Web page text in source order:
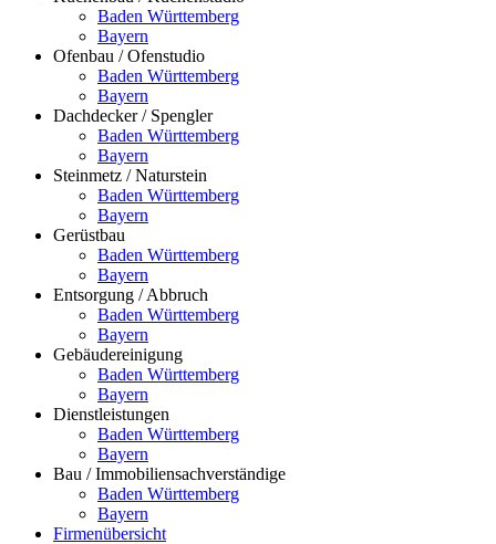
Baden Württemberg
Bayern
Ofenbau / Ofenstudio
Baden Württemberg
Bayern
Dachdecker / Spengler
Baden Württemberg
Bayern
Steinmetz / Naturstein
Baden Württemberg
Bayern
Gerüstbau
Baden Württemberg
Bayern
Entsorgung / Abbruch
Baden Württemberg
Bayern
Gebäudereinigung
Baden Württemberg
Bayern
Dienstleistungen
Baden Württemberg
Bayern
Bau / Immobiliensachverständige
Baden Württemberg
Bayern
Firmenübersicht